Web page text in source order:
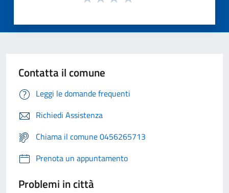
Contatta il comune
Leggi le domande frequenti
Richiedi Assistenza
Chiama il comune 0456265713
Prenota un appuntamento
Problemi in città